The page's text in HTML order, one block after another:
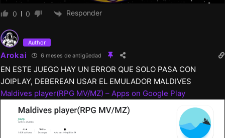
0 0
LXD 6 meses de antigüedad
Disculpen alguien tien uan guia del jeugo o al menso me
puede ayduar con el problema que tengo que es sobre como
bajar la influencia de el novio que me dicen que el tengo que
pagar peor no encuentro esa interaccion para pagarle o algo